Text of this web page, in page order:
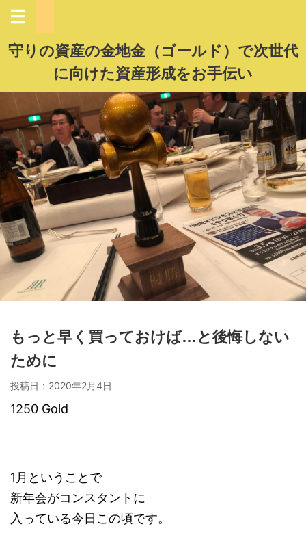
守りの資産の金地金（ゴールド）で次世代
に向けた資産形成をお手伝い
もっと早く買っておけば…と後悔しない
ために
投稿日： 2020年2月4日
1250 Gold
1月ということで
新年会がコンスタントに
入っている今日この頃です。